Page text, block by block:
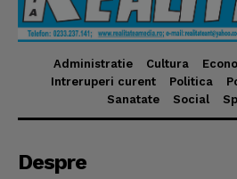
Administratie Cultura
Intreruperi curent
Politica
Sanatate
Social
Despre